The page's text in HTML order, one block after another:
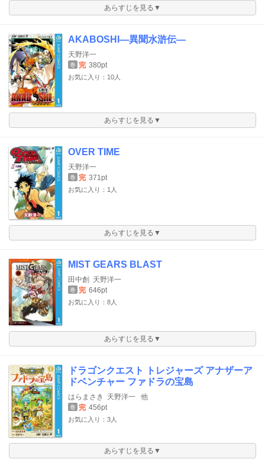
あらすじを見る▼
AKABOSHI―異聞水滸伝―
天野洋一
巻 完 380pt
お気に入り：10人
あらすじを見る▼
OVER TIME
天野洋一
巻 完 371pt
お気に入り：1人
あらすじを見る▼
MIST GEARS BLAST
田中創 天野洋一
巻 完 646pt
お気に入り：8人
あらすじを見る▼
ドラゴンクエスト トレジャーズ アナザーア
ドベンチャー ファドラの宝島
はらまさき 天野洋一 他
巻 完 456pt
お気に入り：3人
あらすじを見る▼